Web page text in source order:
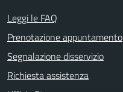
Leggi le FAQ
Prenotazione appuntamento
Segnalazione disservizio
Richiesta assistenza